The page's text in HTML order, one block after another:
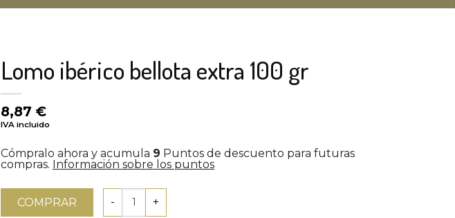
Lomo ibérico bellota extra 100 gr
8,87 €
IVA incluido
Cómpralo ahora y acumula 9 Puntos de descuento para futuras
compras. Información sobre los puntos
COMPRAR